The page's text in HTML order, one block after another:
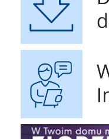
czyste powietrze